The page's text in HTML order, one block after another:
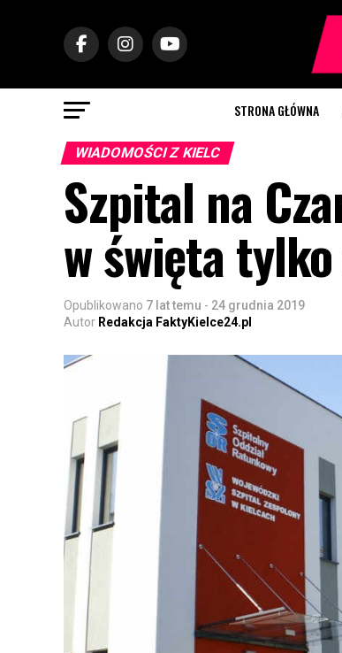
STRONA GŁÓWNA
WIADOMOŚCI Z KIELC
Szpital na
w święta
Opublikowano 7 lat temu - 24 grudnia 2019
Autor Redakcja FaktyKielce24.pl